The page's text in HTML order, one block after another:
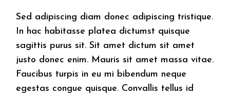
Sed adipiscing diam donec adipiscing tristique.
In hac habitasse platea dictumst quisque
sagittis purus sit. Sit amet dictum sit amet
justo donec enim. Mauris sit amet massa vitae.
Faucibus turpis in eu mi bibendum neque
egestas congue quisque. Convallis tellus id